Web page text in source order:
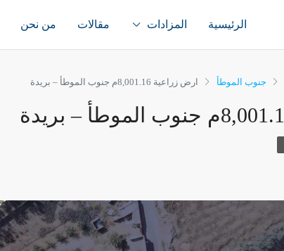
الرئيسية المزادات مقالات من نحن
جنوب الموطأ ارض زراعية 8,001.16م جنوب الموطأ – بريدة